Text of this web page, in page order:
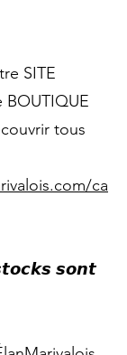
SITE
BOUTIQUE
tous
ca
𝙨𝙤𝙣𝙩